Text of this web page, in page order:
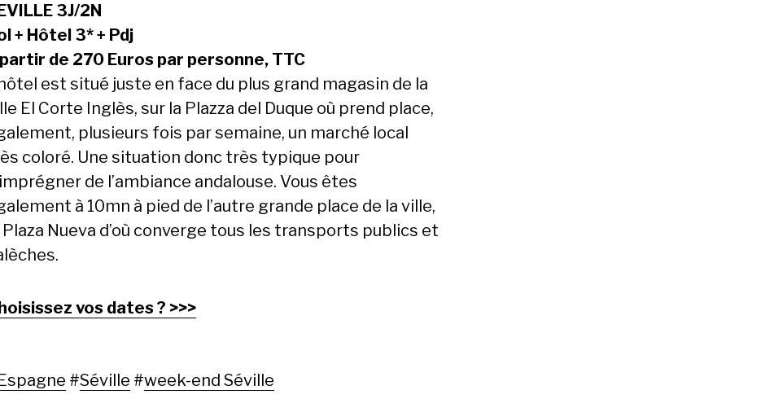
3J/2N
+ Hôtel 3* + Pdj
de 270 Euros par personne, TTC
est situé juste en face du plus grand magasin de la
El Corte Inglès, sur la Plazza del Duque où prend place,
plusieurs fois par semaine, un marché local
coloré. Une situation donc très typique pour
de l’ambiance andalouse. Vous êtes
à 10mn à pied de l’autre grande place de la ville,
Plaza Nueva d’où converge tous les transports publics et
vos dates ? >>>
#Séville #week-end Séville